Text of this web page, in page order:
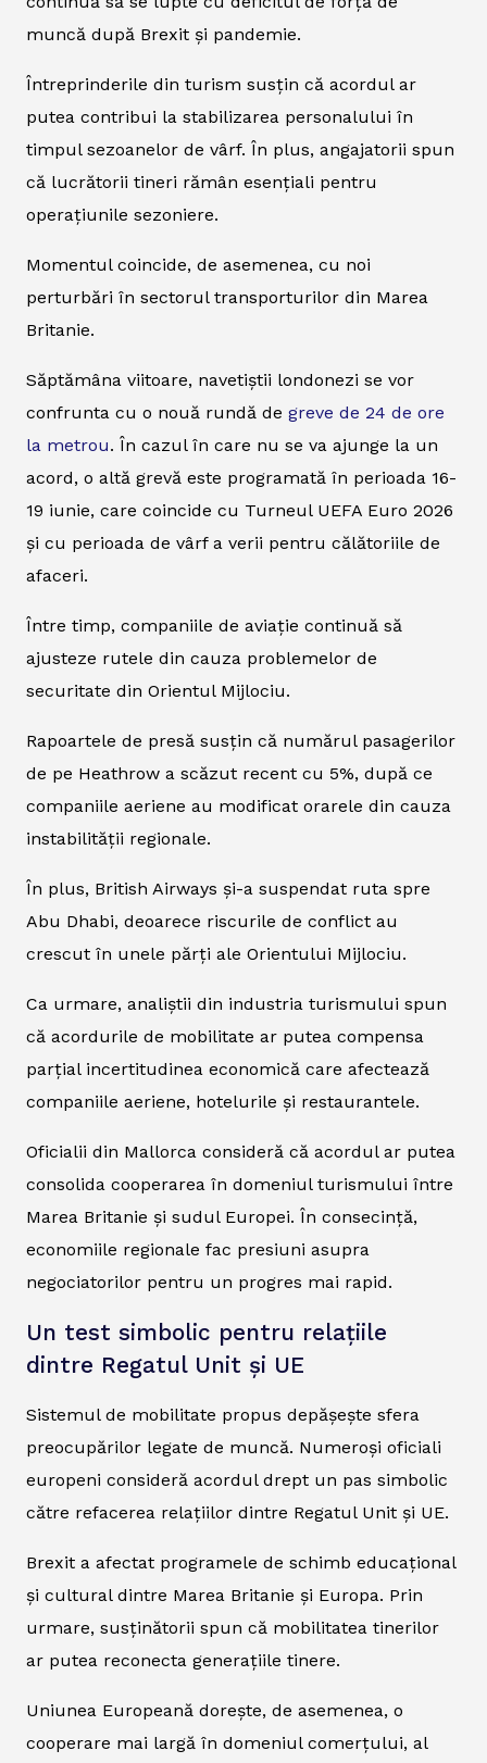
muncă după Brexit și pandemie.
Întreprinderile din turism susțin că acordul ar
putea contribui la stabilizarea personalului în
timpul sezoanelor de vârf. În plus, angajatorii spun
că lucrătorii tineri rămân esențiali pentru
operațiunile sezoniere.
Momentul coincide, de asemenea, cu noi
perturbări în sectorul transporturilor din Marea
Britanie.
Săptămâna viitoare, navetiștii londonezi se vor
confrunta cu o nouă rundă de greve de 24 de ore
la metrou. În cazul în care nu se va ajunge la un
acord, o altă grevă este programată în perioada 16-
19 iunie, care coincide cu Turneul UEFA Euro 2026
și cu perioada de vârf a verii pentru călătoriile de
afaceri.
Între timp, companiile de aviație continuă să
ajusteze rutele din cauza problemelor de
securitate din Orientul Mijlociu.
Rapoartele de presă susțin că numărul pasagerilor
de pe Heathrow a scăzut recent cu 5%, după ce
companiile aeriene au modificat orarele din cauza
instabilității regionale.
În plus, British Airways și-a suspendat ruta spre
Abu Dhabi, deoarece riscurile de conflict au
crescut în unele părți ale Orientului Mijlociu.
Ca urmare, analiștii din industria turismului spun
că acordurile de mobilitate ar putea compensa
parțial incertitudinea economică care afectează
companiile aeriene, hotelurile și restaurantele.
Oficialii din Mallorca consideră că acordul ar putea
consolida cooperarea în domeniul turismului între
Marea Britanie și sudul Europei. În consecință,
economiile regionale fac presiuni asupra
negociatorilor pentru un progres mai rapid.
Un test simbolic pentru relațiile
dintre Regatul Unit și UE
Sistemul de mobilitate propus depășește sfera
preocupărilor legate de muncă. Numeroși oficiali
europeni consideră acordul drept un pas simbolic
către refacerea relațiilor dintre Regatul Unit și UE.
Brexit a afectat programele de schimb educațional
și cultural dintre Marea Britanie și Europa. Prin
urmare, susținătorii spun că mobilitatea tinerilor
ar putea reconecta generațiile tinere.
Uniunea Europeană dorește, de asemenea, o
cooperare mai largă în domeniul comerțului, al